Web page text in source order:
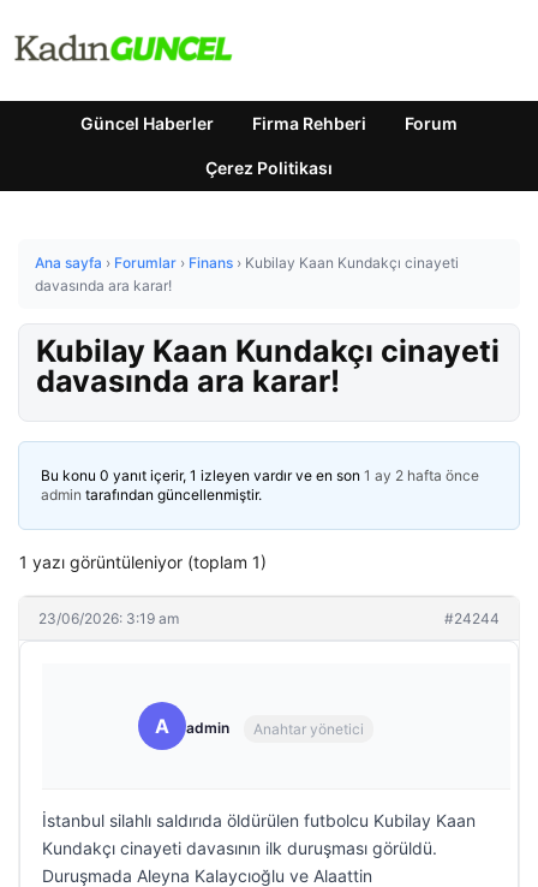
Güncel Haberler Firma Rehberi Forum
Çerez Politikası
Ana sayfa › Forumlar › Finans › Kubilay Kaan Kundakçı cinayeti
davasında ara karar!
Kubilay Kaan Kundakçı cinayeti
davasında ara karar!
Bu konu 0 yanıt içerir, 1 izleyen vardır ve en son 1 ay 2 hafta önce
admin tarafından güncellenmiştir.
1 yazı görüntüleniyor (toplam 1)
23/06/2026: 3:19 am #24244
A admin Anahtar yönetici
İstanbul silahlı saldırıda öldürülen futbolcu Kubilay Kaan
Kundakçı cinayeti davasının ilk duruşması görüldü.
Duruşmada Aleyna Kalaycıoğlu ve Alaattin